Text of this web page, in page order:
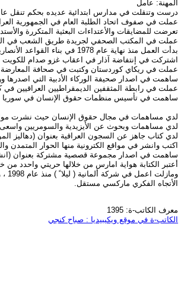
المهنة: عامل
درست وتنقلت في مدارس ابتدائية عديده بحكم تنقل عائلتي واختفائها بعد انقلاب شباط 1963 ، بين مدارس سنجار وبعشيقة وبوزان،
عملت في صفوف اتحاد الطلبة العام في الجمهورية العراقية منذ عام 1972 واصبحت عضوا ً في اللجنة التنفيذية في محافظة نينوى لغاية تجميد المنظمات الديمقراطية
تعرضت للمضايقات والأعتداءات البعثية المتكررة
عملت في المكتب الصحفي لجريدة طريق الشعب في
بدأت العمل منذ نهاية عام 1978 في بناء القواعد الأنصاريه في سوران،( ناوزنك وتوجلة) ومن ثم بهدينان ( كوماته ،وكلي هسبه ،ومراني ، وزيوه ) و المقرات الأنصارية السرية في سهل الموصل وجبل مقلوب، لغاية عام 1995.
اشتركت في إنتفاضة آذار في اعقاب غزو صدام
عملت في ريكاي كوردستان وكتبت في صحافة المعارضة
ساهمت في اصدار صحيفة الوركاء الأدبية التي
عملت في رابطة المثقفين الديمقراطيين العراقيين
ساهمت في تأسيس منظمات حقوق الإنسان في سوريا
لدي مساهمات في مجال حقوق الإنسان حيث نشرت
لدي مساهمات وبحوث عن الأيزيدية والسومريين واسعى
لدي كتاب جاهز عن السجون العراقية بعنوان (دهاليز الموت ..جولة في أروقة
اكتب وانشر في مواقع الكترونية منها الحوار المتمدن
ساهمت في اصدار مجموعة قصصية مشتركة بعنوان (انشودة الوطن
أعتبر الكتابة هواية امارس من خلالها حريتي واحدد من
ومازلت اعمل في شركة ألمانية ( ليلا ً ) منذ عام 1998 ، وعضو في نقابة العمال الالمانية.
الأتجاه الفكري ماركسي مستقل.
معرف الكاتب-ة: 1395
الكاتب-ة في موقع ويكيبيديا : صباح كنجي